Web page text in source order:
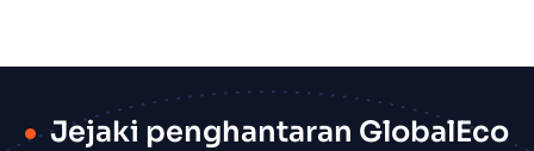
Jejaki penghantaran GlobalEco